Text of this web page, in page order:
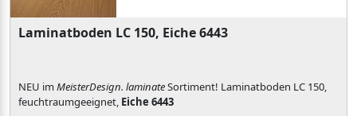
Laminatboden LC 150, Eiche 6443
NEU imMeisterDesign. laminateSortiment! Laminatboden LC 150,
feuchtraumgeeignet, Eiche 6443